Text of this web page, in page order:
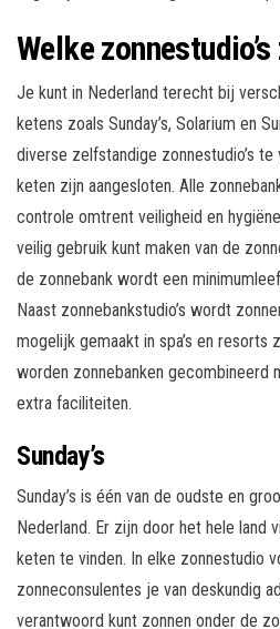
Welke
Je kunt in Nederland terecht bij
ketens zoals Sunday’s, Solarium en
diverse zelfstandige zonnestudio’s
keten zijn aangesloten. Alle
controle omtrent veiligheid en
veilig gebruik kunt maken van de
de zonnebank wordt een
Naast zonnebankstudio’s wordt
mogelijk gemaakt in spa’s en resorts
worden zonnebanken gecombineerd
extra faciliteiten.
Sunday’s
Sunday’s is één van de oudste en
Nederland. Er zijn door het hele land
keten te vinden. In elke zonnestudio
zonneconsulentes je van deskundig
verantwoord kunt zonnen onder de